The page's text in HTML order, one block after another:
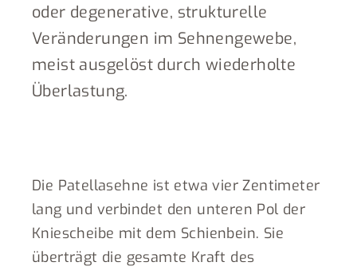
oder degenerative, strukturelle
Veränderungen im Sehnengewebe,
meist ausgelöst durch wiederholte
Überlastung.
Die Patellasehne ist etwa vier Zentimeter
lang und verbindet den unteren Pol der
Kniescheibe mit dem Schienbein. Sie
überträgt die gesamte Kraft des